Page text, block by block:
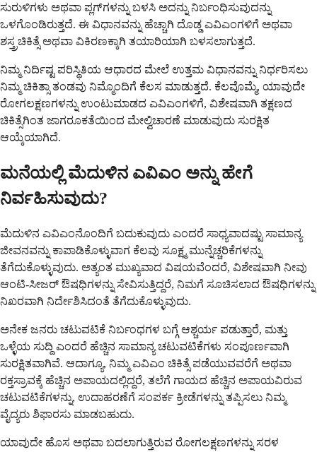
ಸುರುಳಿಗಳು ಅಥವಾ ಪ್ಲಗ್‌ಗಳನ್ನು ಬಳಸಿ ಅದನ್ನು ನಿರ್ಬಂಧಿಸುವುದನ್ನು
ಒಳಗೊಂಡಿರುತ್ತದೆ. ಈ ವಿಧಾನವನ್ನು ಹೆಚ್ಚಾಗಿ ದೊಡ್ಡ ಎವಿಎಂಗಳಿಗೆ ಅಥವಾ
ಶಸ್ತ್ರಚಿಕಿತ್ಸೆ ಅಥವಾ ವಿಕಿರಣಕ್ಕಾಗಿ ತಯಾರಿಯಾಗಿ ಬಳಸಲಾಗುತ್ತದೆ.
ನಿಮ್ಮ ನಿರ್ದಿಷ್ಟ ಪರಿಸ್ಥಿತಿಯ ಆಧಾರದ ಮೇಲೆ ಉತ್ತಮ ವಿಧಾನವನ್ನು ನಿರ್ಧರಿಸಲು
ನಿಮ್ಮ ಚಿಕಿತ್ಸಾ ತಂಡವು ನಿಮ್ಮೊಂದಿಗೆ ಕೆಲಸ ಮಾಡುತ್ತದೆ. ಕೆಲವೊಮ್ಮೆ, ಯಾವುದೇ
ರೋಗಲಕ್ಷಣಗಳನ್ನು ಉಂಟುಮಾಡದ ಎವಿಎಂಗಳಿಗೆ, ವಿಶೇಷವಾಗಿ ತಕ್ಷಣದ
ಚಿಕಿತ್ಸೆಗಿಂತ ಜಾಗರೂಕತೆಯಿಂದ ಮೇಲ್ವಿಚಾರಣೆ ಮಾಡುವುದು ಸುರಕ್ಷಿತ
ಆಯ್ಕೆಯಾಗಿದೆ.
ಮನೆಯಲ್ಲಿ ಮೆದುಳಿನ ಎವಿಎಂ ಅನ್ನು ಹೇಗೆ
ನಿರ್ವಹಿಸುವುದು?
ಮೆದುಳಿನ ಎವಿಎಂನೊಂದಿಗೆ ಬದುಕುವುದು ಎಂದರೆ ಸಾಧ್ಯವಾದಷ್ಟು ಸಾಮಾನ್ಯ
ಜೀವನವನ್ನು ಕಾಪಾಡಿಕೊಳ್ಳುವಾಗ ಕೆಲವು ಸೂಕ್ಷ್ಮ ಮುನ್ನೆಚ್ಚರಿಕೆಗಳನ್ನು
ತೆಗೆದುಕೊಳ್ಳುವುದು. ಅತ್ಯಂತ ಮುಖ್ಯವಾದ ವಿಷಯವೆಂದರೆ, ವಿಶೇಷವಾಗಿ ನೀವು
ಆಂಟಿ-ಸೀಜರ್ ಔಷಧಿಗಳನ್ನು ಸೇವಿಸುತ್ತಿದ್ದರೆ, ನಿಮಗೆ ಸೂಚಿಸಲಾದ ಔಷಧಿಗಳನ್ನು
ನಿಖರವಾಗಿ ನಿರ್ದೇಶಿಸಿದಂತೆ ತೆಗೆದುಕೊಳ್ಳುವುದು.
ಅನೇಕ ಜನರು ಚಟುವಟಿಕೆ ನಿರ್ಬಂಧಗಳ ಬಗ್ಗೆ ಆಶ್ಚರ್ಯ ಪಡುತ್ತಾರೆ, ಮತ್ತು
ಒಳ್ಳೆಯ ಸುದ್ದಿ ಎಂದರೆ ಹೆಚ್ಚಿನ ಸಾಮಾನ್ಯ ಚಟುವಟಿಕೆಗಳು ಸಂಪೂರ್ಣವಾಗಿ
ಸುರಕ್ಷಿತವಾಗಿವೆ. ಆದಾಗ್ಯೂ, ನಿಮ್ಮ ಎವಿಎಂ ಚಿಕಿತ್ಸೆ ಪಡೆಯುವವರೆಗೆ ಅಥವಾ
ರಕ್ತಸ್ರಾವಕ್ಕೆ ಹೆಚ್ಚಿನ ಅಪಾಯದಲ್ಲಿದ್ದರೆ, ತಲೆಗೆ ಗಾಯದ ಹೆಚ್ಚಿನ ಅಪಾಯವಿರುವ
ಚಟುವಟಿಕೆಗಳನ್ನು, ಉದಾಹರಣೆಗೆ ಸಂಪರ್ಕ ಕ್ರೀಡೆಗಳನ್ನು ತಪ್ಪಿಸಲು ನಿಮ್ಮ
ವೈದ್ಯರು ಶಿಫಾರಸು ಮಾಡಬಹುದು.
ಯಾವುದೇ ಹೊಸ ಅಥವಾ ಬದಲಾಗುತ್ತಿರುವ ರೋಗಲಕ್ಷಣಗಳನ್ನು ಸರಳ